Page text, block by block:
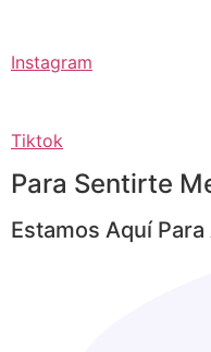
Instagram
Tiktok
Para Sentirte
Estamos Aquí